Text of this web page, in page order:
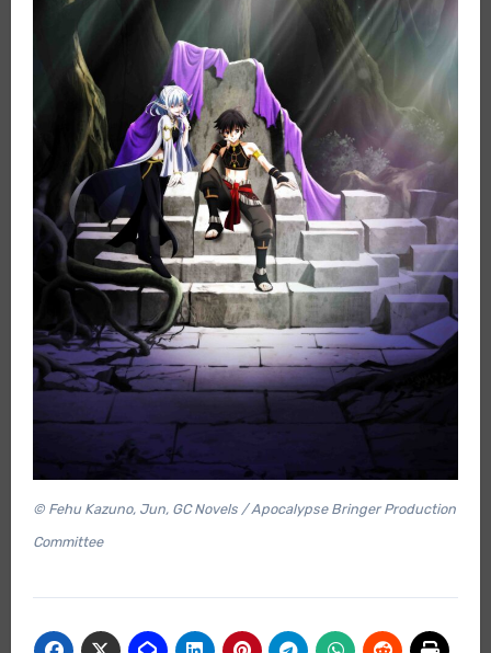
© Fehu Kazuno, Jun, GC Novels / Apocalypse Bringer Production
Committee